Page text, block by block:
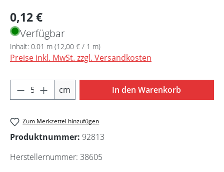
Regulärer Preis:
0,12 €
Verfügbar
Inhalt: 0.01 m (12,00 € / 1 m)
Preise inkl. MwSt. zzgl. Versandkosten
Produkt Anzahl: Gib den gewünschten
cm In den Warenkorb
Zum Merkzettel hinzufügen
Produktnummer: 92813
Herstellernummer: 38605